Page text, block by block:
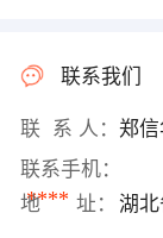
联系我们
联 系 人： 郑
联系手机：
****
地 址： 湖